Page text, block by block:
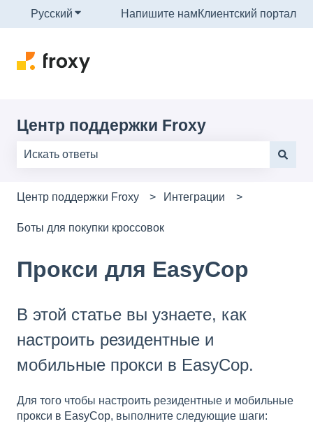
Русский Показать подменю для переводов
Напишите намКлиентский портал
Центр поддержки Froxy
Центр поддержки Froxy
Интеграции
Боты для покупки кроссовок
Прокси для EasyCop
В этой статье вы узнаете, как
настроить резидентные и
мобильные прокси в EasyCop.
Для того чтобы настроить резидентные и мобильные
прокси в EasyCop, выполните следующие шаги: